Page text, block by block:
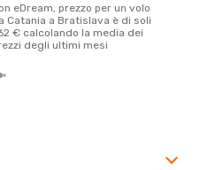
Catania a Bratislava è di soli
€ calcolando la media dei
degli ultimi mesi